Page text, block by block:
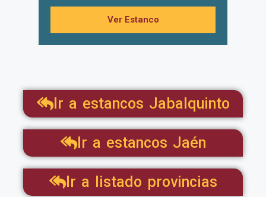
Ver Estanco
Ir a estancos Jabalquinto
Ir a estancos Jaén
Ir a listado provincias